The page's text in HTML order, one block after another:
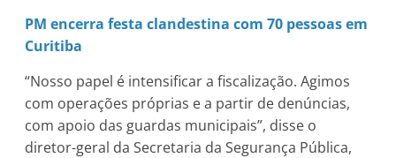
PM encerra festa clandestina com 70 pessoas em
Curitiba
“Nosso papel é intensificar a fiscalização. Agimos
com operações próprias e a partir de denúncias,
com apoio das guardas municipais”, disse o
diretor-geral da Secretaria da Segurança Pública,